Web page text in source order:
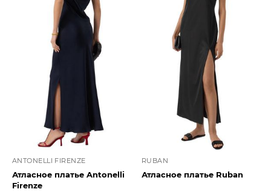
ANTONELLI FIRENZE
Атласное платье Antonelli
Firenze
RUBAN
Атласное платье Ruban